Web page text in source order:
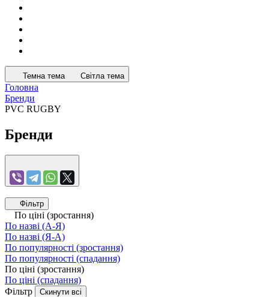
Темна тема Світла тема
Головна
Бренди
PVC RUGBY
Бренди
Фільтр
По ціні (зростання)
По назві (А-Я)
По назві (Я-А)
По популярності (зростання)
По популярності (спадання)
По ціні (зростання)
По ціні (спадання)
Фільтр
Скинути всі